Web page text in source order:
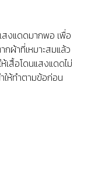
สงแดดมากพอ เพื่อ
กผ้าที่เหมาะสมแล้ว
ห้เสื้อโดนแสงแดดไม่
ให้ทำตามข้อก่อน